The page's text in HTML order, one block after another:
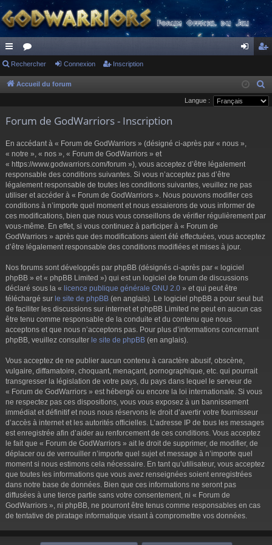
ac
co
ci
or
u
s
ne cri
pti
Rechercher Connexion Inscription
Accueil du forum
e
Langue :
Forum de GodWarriors - Inscription
En accédant à « Forum de GodWarriors » (désigné ci-après par « nous »,
« notre », « nos », « Forum de GodWarriors » et
« https://www.godwarriors.com/forum »), vous acceptez d’être légalement
responsable des conditions suivantes. Si vous n’acceptez pas d’être
légalement responsable de toutes les conditions suivantes, veuillez ne pas
utiliser et accéder à « Forum de GodWarriors ». Nous pouvons modifier ces
conditions à n’importe quel moment et nous essaierons de vous informer de
ces modifications, bien que nous vous conseillons de vérifier régulièrement par
vous-même. En effet, si vous continuez à participer à « Forum de
GodWarriors » après que des modifications aient été effectuées, vous acceptez
d’être légalement responsable des conditions modifiées et mises à jour.
Nos forums sont développés par phpBB (désignés ci-après par « logiciel
phpBB » et « phpBB Limited ») qui est un logiciel de forum de discussions
déclaré sous la « licence publique générale GNU 2.0 » et qui peut être
téléchargé sur le site de phpBB (en anglais). Le logiciel phpBB a pour seul but
de faciliter les discussions sur internet et phpBB Limited ne peut en aucun cas
être tenu comme responsable de la conduite et du contenu que nous
acceptons et que nous n’acceptons pas. Pour plus d’informations concernant
phpBB, veuillez consulter le site de phpBB (en anglais).
Vous acceptez de ne publier aucun contenu à caractère abusif, obscène,
vulgaire, diffamatoire, choquant, menaçant, pornographique, etc. qui pourrait
transgresser la législation de votre pays, du pays dans lequel le serveur de
« Forum de GodWarriors » est hébergé ou encore la loi internationale. Si vous
ne respectez pas ces dispositions, vous vous exposez à un bannissement
immédiat et définitif et nous nous réservons le droit d’avertir votre fournisseur
d’accès à internet et les autorités officielles. L’adresse IP de tous les messages
est enregistrée afin d’aider au renforcement de ces conditions. Vous acceptez
le fait que « Forum de GodWarriors » ait le droit de supprimer, de modifier, de
déplacer ou de verrouiller n’importe quel sujet et message à n’importe quel
moment si nous estimons cela nécessaire. En tant qu’utilisateur, vous acceptez
que toutes les informations que vous avez renseignées soient enregistrées
dans notre base de données. Bien que ces informations ne seront pas
diffusées à une tierce partie sans votre consentement, ni « Forum de
GodWarriors », ni phpBB, ne pourront être tenus comme responsables en cas
de tentative de piratage informatique visant à compromettre vos données.